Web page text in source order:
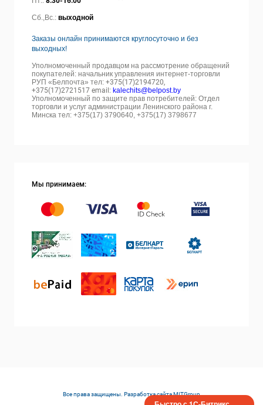
Сб.,Вс.: выходной
Заказы онлайн принимаются круглосуточно и без
выходных!
Уполномоченный продавцом на рассмотрение обращений
покупателей: начальник управления интернет-торговли
РУП «Белпочта» тел: +375(17)2194720,
+375(17)2721517 email: kalechits@belpost.by
Уполномоченный по защите прав потребителей: Отдел
торговли и услуг администрации Ленинского района г.
Минска тел: +375(17) 3790640, +375(17) 3798677
Мы принимаем:
Все права защищены. Разработка сайтаMITGroup